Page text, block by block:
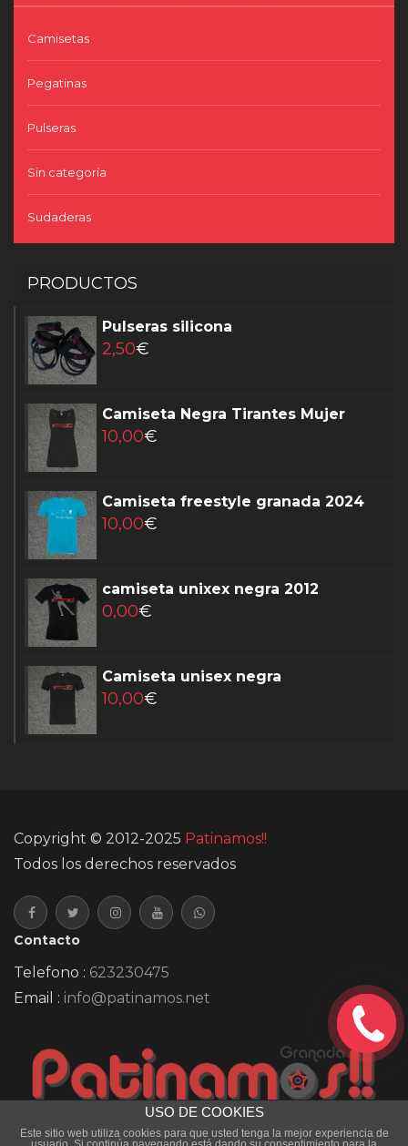
Camisetas
Pegatinas
Pulseras
Sin categoría
Sudaderas
PRODUCTOS
Pulseras silicona
2,50€
Camiseta Negra Tirantes Mujer
10,00€
Camiseta freestyle granada 2024
10,00€
camiseta unixex negra 2012
0,00€
Camiseta unisex negra
10,00€
Copyright © 2012-2025 Patinamos!!
Todos los derechos reservados
Contacto
Telefono : 623230475
Email : info@patinamos.net
USO DE COOKIES
Este sitio web utiliza cookies para que usted tenga la mejor experiencia de
TE
LLAMAMOS
GRATIS!!